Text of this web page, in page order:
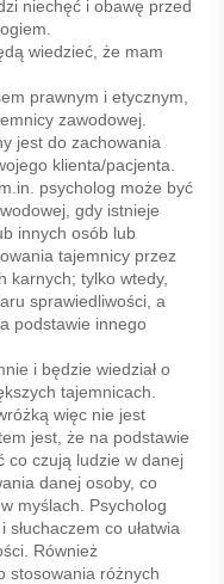
niechęć i obawę przed
wiedzieć, że mam
prawnym i etycznym,
zawodowej.
jest do zachowania
klienta/pacjenta.
psycholog może być
gdy istnieje
innych osób lub
tajemnicy przez
karnych; tylko wtedy,
sprawiedliwości, a
podstawie innego
i będzie wiedział o
tajemnicach.
więc nie jest
jest, że na podstawie
co czują ludzie w danej
danej osoby, co
myślach. Psycholog
co ułatwia
Również
stosowania różnych